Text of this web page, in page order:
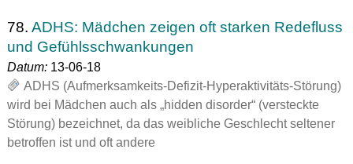
78. ADHS: Mädchen zeigen oft starken Redefluss
und Gefühlsschwankungen
Datum:13-06-18
ADHS (Aufmerksamkeits-Defizit-Hyperaktivitäts-Störung)
wird bei Mädchen auch als „hidden disorder“ (versteckte
Störung) bezeichnet, da das weibliche Geschlecht seltener
betroffen ist und oft andere